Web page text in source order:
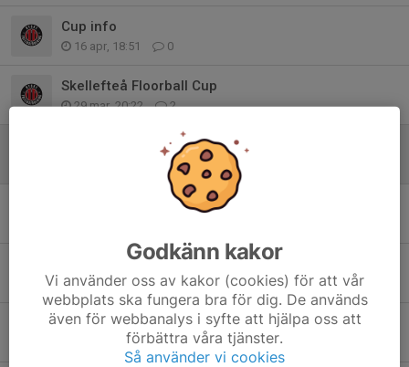
Cup info
16 apr, 18:51 0
Skellefteå Floorball Cup
29 mar, 20:22 2
0
Körschema onsdagar
Vinnare av första internmatchen 2026🏆
3 jan, 17:34 0
Internmatch igen💪
30 dec 2025 0
Godkänn kakor
Vi använder oss av kakor (cookies) för att vår
webbplats ska fungera bra för dig. De används
även för webbanalys i syfte att hjälpa oss att
förbättra våra tjänster.
Så använder vi cookies